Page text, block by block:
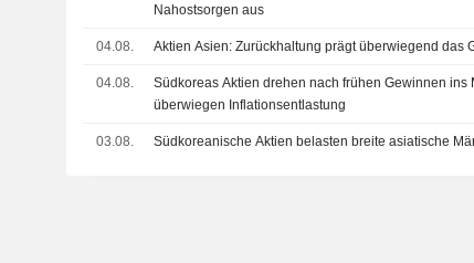
Nahostsorgen aus
04.08. Aktien Asien: Zurückhaltung prägt überwiegend das
04.08.
Südkoreas Aktien drehen nach frühen Gewinnen ins
überwiegen Inflationsentlastung
03.08. Südkoreanische Aktien belasten breite asiatische